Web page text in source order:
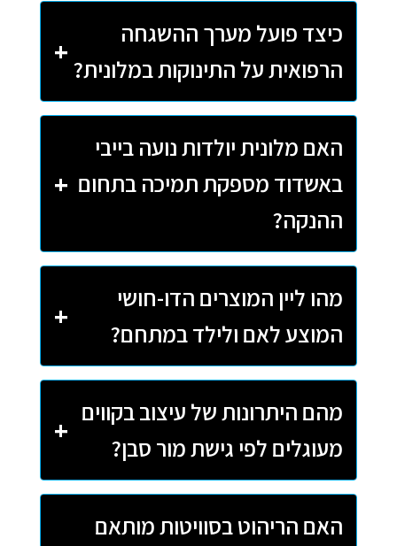
כיצד פועל מערך ההשגחה
הרפואית על התינוקות במלונית?
האם מלונית יולדות נועה בייבי
באשדוד מספקת תמיכה בתחום
ההנקה?
מהו ליין המוצרים הדו-חושי
המוצע לאם ולילד במתחם?
מהם היתרונות של עיצוב בקווים
מעוגלים לפי גישת מור סבן?
האם הריהוט בסוויטות מותאם